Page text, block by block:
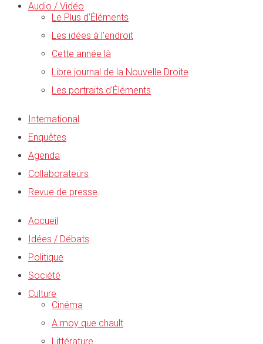
Audio / Vidéo
Le Plus d’Éléments
Les idées à l’endroit
Cette année là
Libre journal de la Nouvelle Droite
Les portraits d’Éléments
International
Enquêtes
Agenda
Collaborateurs
Revue de presse
Accueil
Idées / Débats
Politique
Société
Culture
Cinéma
A moy que chault
Littérature